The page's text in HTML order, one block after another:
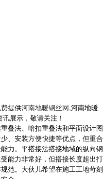
提供河南地暖钢丝网,河南地暖
展示，敬请关注！
叠法、暗扣重叠法和平面设计图
、安装方便快捷等优点，但重合
力。平搭接法搭接地域的纵向钢
能力非常好，但搭接长度超出打
范。大伙儿希望在施工工地苛刻